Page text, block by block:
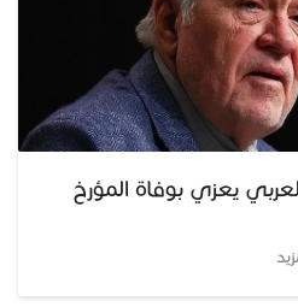
يعزي بوفاة المؤرخ